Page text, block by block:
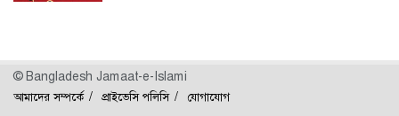
© Bangladesh Jamaat-e-Islami
আমাদের সম্পর্কে প্রাইভেসি পলিসি যোগাযোগ